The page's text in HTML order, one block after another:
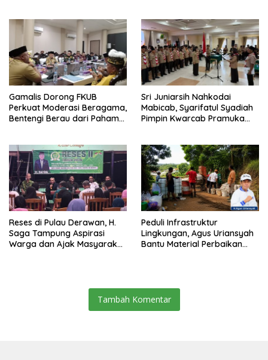
Gamalis Dorong FKUB
Perkuat Moderasi Beragama,
Bentengi Berau dari Paham
Sri Juniarsih Nahkodai
Mabicab, Syarifatul Syadiah
Pimpin Kwarcab Pramuka
Reses di Pulau Derawan, H.
Saga Tampung Aspirasi
Warga dan Ajak Masyarakat
Peduli Infrastruktur
Lingkungan, Agus Uriansyah
Bantu Material Perbaikan
Tambah Komentar